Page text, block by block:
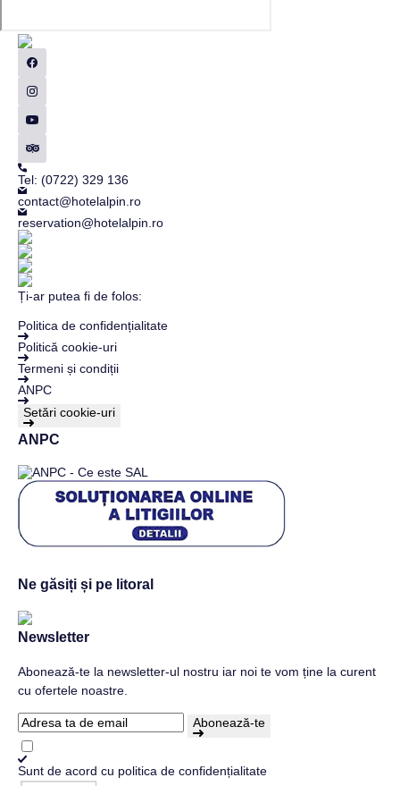
Tel: (0722) 329 136
contact@hotelalpin.ro
reservation@hotelalpin.ro
Ți-ar putea fi de folos:
Politica de confidențialitate
Politică cookie-uri
Termeni și condiții
ANPC
Setări cookie-uri
ANPC
Ne găsiți și pe litoral
Newsletter
Abonează-te la newsletter-ul nostru iar noi te vom ține la curent
cu ofertele noastre.
Abonează-te
Sunt de acord cu politica de confidențialitate